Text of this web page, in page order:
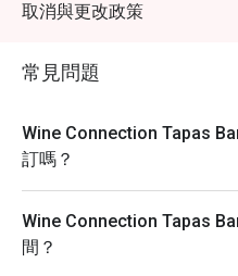
use the cash voucher
- Promotion does not
set or limited time
Alacart menus, and all
VAT & are exclusive to
- Please be on time for
your discount and
取消與更改政策
常見問題
Wine Connection Tapas
訂嗎？
Wine Connection Tapas
間？